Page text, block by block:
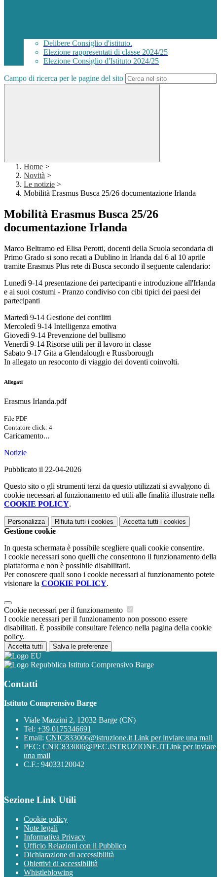
Delibere Consiglio d'istituto.
Elezione rappresentati di classe 2024/25
Elezione Consiglio d'Istituto 2024/25
Campo di ricerca per le pagine del sito
Home >
Novità >
Le notizie >
Mobilità Erasmus Busca 25/26 documentazione Irlanda
Mobilità Erasmus Busca 25/26
documentazione Irlanda
Marco Beltramo ed Elisa Perotti, docenti della Scuola secondaria di
Primo Grado si sono recati a Dublino in Irlanda dal 6 al 10 aprile
tramite Erasmus Plus rete di Busca secondo il seguente calendario:
Lunedì 9-14 presentazione dei partecipanti e introduzione all'Irlanda
e ai suoi costumi - Pranzo condiviso con cibi tipici dei paesi dei
partecipanti
Martedì 9-14 Gestione dei conflitti
Mercoledì 9-14 Intelligenza emotiva
Giovedì 9-14 Prevenzione del bullismo
Venerdì 9-14 Risorse utili per il lavoro in classe
Sabato 9-17 Gita a Glendalough e Russborough
In allegato un resoconto di viaggio dei doventi coinvolti.
Allegati
Erasmus Irlanda.pdf
File PDF
Contatore click: 4
Caricamento...
Notizie
Pubblicato il 22-04-2026
Questo sito o gli strumenti terzi da questo utilizzati si avvalgono di
cookie necessari al funzionamento ed utili alle finalità illustrate nella
COOKIE POLICY.
Personalizza Rifiuta tutti i cookies Accetta tutti i cookies
Gestione cookie
In questa schermata è possibile scegliere quali cookie consentire.
I cookie necessari sono quelli che consentono il funzionamento della
piattaforma e non è possibile disabilitarli.
Per conoscere quali sono i cookie necessari al funzionamento potete
visionare la COOKIE POLICY.
Cookie necessari per il funzionamento
I cookie necessari per il funzionamento non possono essere
disabilitati. È possibile consultare l'elenco nella pagina della cookie
policy.
Accetta tutti Salva le preferenze
Istituto Comprensivo Barge
Contatti
Istituto Comprensivo Barge
Viale Mazzini 2, 12032 Barge (CN)
Tel: +39 0175346691
Email: CNIC833006@istruzione.it Link per inviare una mail
PEC: CNIC833006@PEC.ISTRUZIONE.ITLink per inviare
una mail
C.F.: 94033120042
Sezione Link Utili
Cookie policy
Note legali
Informativa Privacy
Ufficio Relazioni con il Pubblico
Dichiarazione di accessibilità
Obiettivi di accessibilità
Whistleblowing